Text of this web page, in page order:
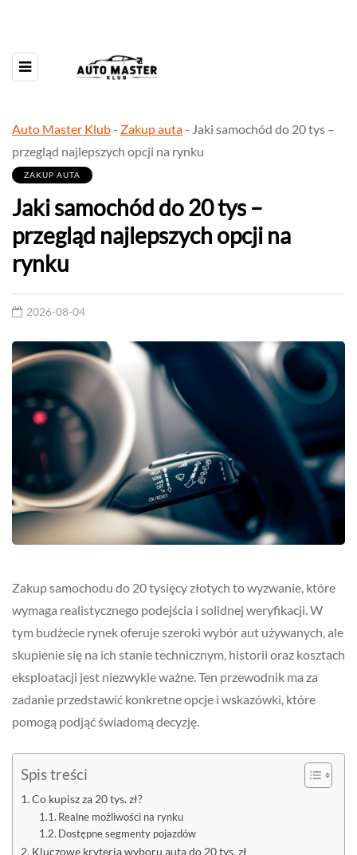
Auto Master Klub- Zakup auta- Jaki samochód do 20 tys –
przegląd najlepszych opcji na rynku
ZAKUP AUTA
Jaki samochód do 20 tys –
przegląd najlepszych opcji na
rynku
2026-08-04
Zakup samochodu do 20 tysięcy złotych to wyzwanie, które
wymaga realistycznego podejścia i solidnej weryfikacji. W
tym budżecie rynek oferuje szeroki wybór aut używanych, ale
skupienie się na ich stanie technicznym, historii oraz kosztach
eksploatacji jest niezwykle ważne. Ten przewodnik ma za
zadanie przedstawić konkretne opcje i wskazówki, które
pomogą podjąć świadomą decyzję.
Spis treści
Co kupisz za 20 tys. zł?
Realne możliwości na rynku
Dostępne segmenty pojazdów
Kluczowe kryteria wyboru auta do 20 tys. zł